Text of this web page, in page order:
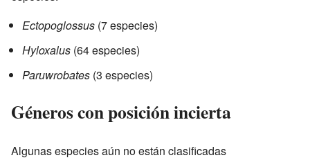
Ectopoglossus (7 especies)
Hyloxalus (64 especies)
Paruwrobates (3 especies)
Géneros con posición incierta
Algunas especies aún no están clasificadas